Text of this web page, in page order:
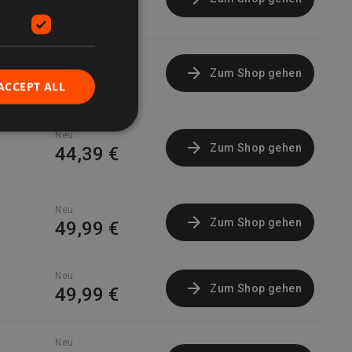
36,99 € Zum Shop gehen
Neu
44,39 € Zum Shop gehen
Neu
49,99 € Zum Shop gehen
Neu
49,99 € Zum Shop gehen
Neu
ALL